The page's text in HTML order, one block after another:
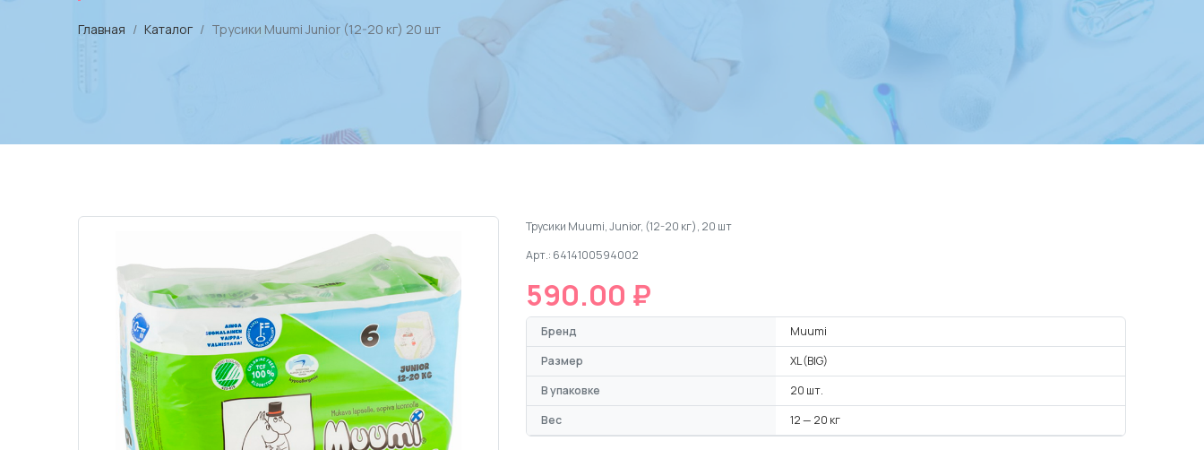
Главная Каталог Трусики Muumi Junior (12-20 кг) 20 шт
Трусики Muumi, Junior, (12-20 кг), 20 шт
Арт.: 6414100594002
590.00 ₽
Бренд
Muumi
Размер
XL (BIG)
В упаковке
20 шт.
Вес
12 — 20 кг